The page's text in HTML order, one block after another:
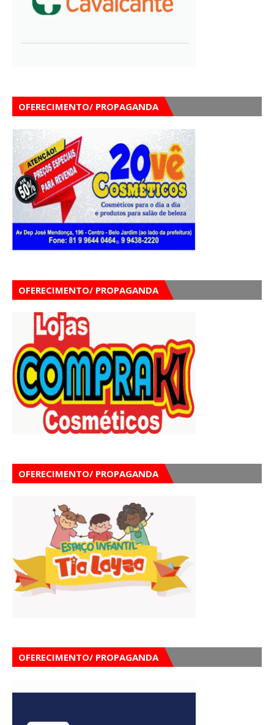
OFERECIMENTO/ PROPAGANDA
OFERECIMENTO/ PROPAGANDA
OFERECIMENTO/ PROPAGANDA
OFERECIMENTO/ PROPAGANDA